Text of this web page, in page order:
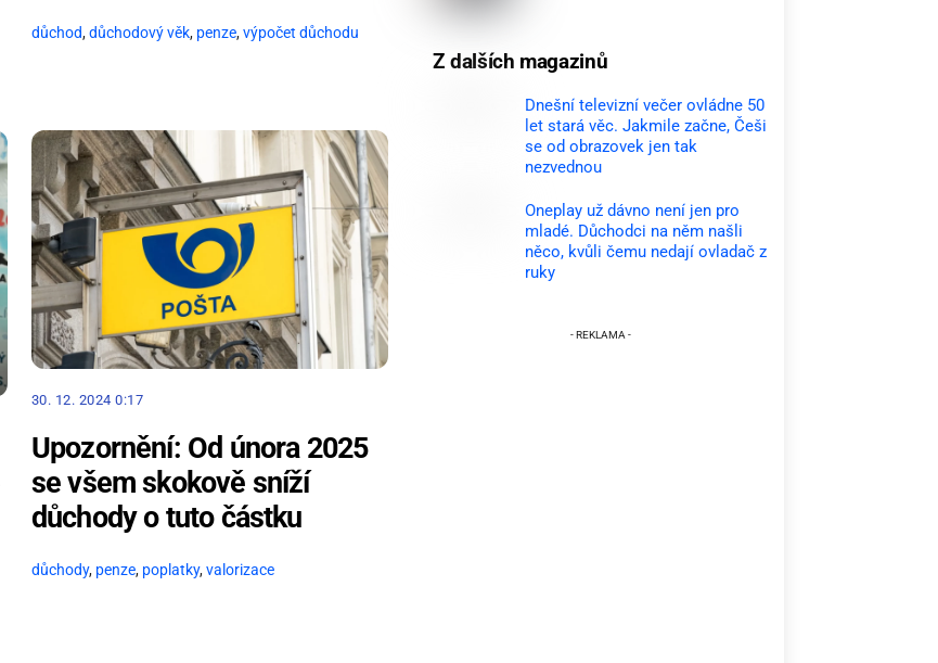
důchod,důchodový věk, penze,výpočet důchodu
30. 12. 2024 0:17
Upozornění: Od února 2025
se všem skokově sníží
důchody o tuto částku
důchody, penze, poplatky,valorizace
Z dalších magazinů
Dnešní televizní večer ovládne 50
let stará věc. Jakmile začne, Češi
se od obrazovek jen tak
nezvednou
Oneplay už dávno není jen pro
mladé. Důchodci na něm našli
něco, kvůli čemu nedají ovladač z
ruky